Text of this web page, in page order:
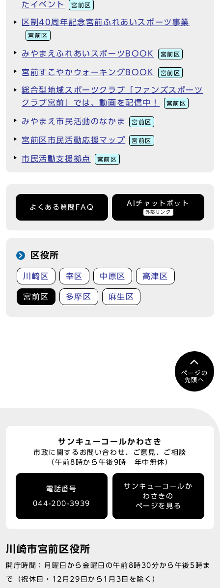
たイベント
宮前区
区制40周年記念宮前ふれあいスポーツ事業
宮前区
みやまえふれあいスポーツBOOK 宮前区
宮前すこやかウォーキングBOOK 宮前区
総合型地域スポーツクラブ「ファンズスポーツ
クラブ宮前」では、動画を配信中！
宮前区
みやまえ市民活動のなかま 宮前区
宮前区市民活動応援マップ 宮前区
市民活動支援拠点 宮前区
よくある質問FAQ
AIチャットボット
外部リンク
区役所
川崎区 幸区 中原区 高津区
宮前区 多摩区 麻生区
ページの
先頭へ
サンキューコールかわさき
市政に関するお問い合わせ、ご意見、ご相談
（午前8時から午後9時 年中無休）
電話番号
044-200-3939
サンキューコールか
わさきの
ページを見る
川崎市宮前区役所
開庁時間：月曜日から金曜日の午前8時30分から午後5時ま
で（祝休日・12月29日から1月3日を除く）